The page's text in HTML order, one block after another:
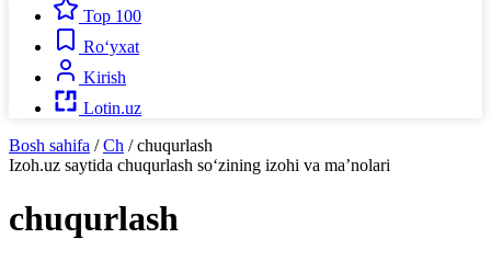
Top 100
Ro‘yxat
Kirish
Lotin.uz
Bosh sahifa / Ch / chuqurlash
Izoh.uz saytida chuqurlash so‘zining izohi va ma’nolari
chuqurlash